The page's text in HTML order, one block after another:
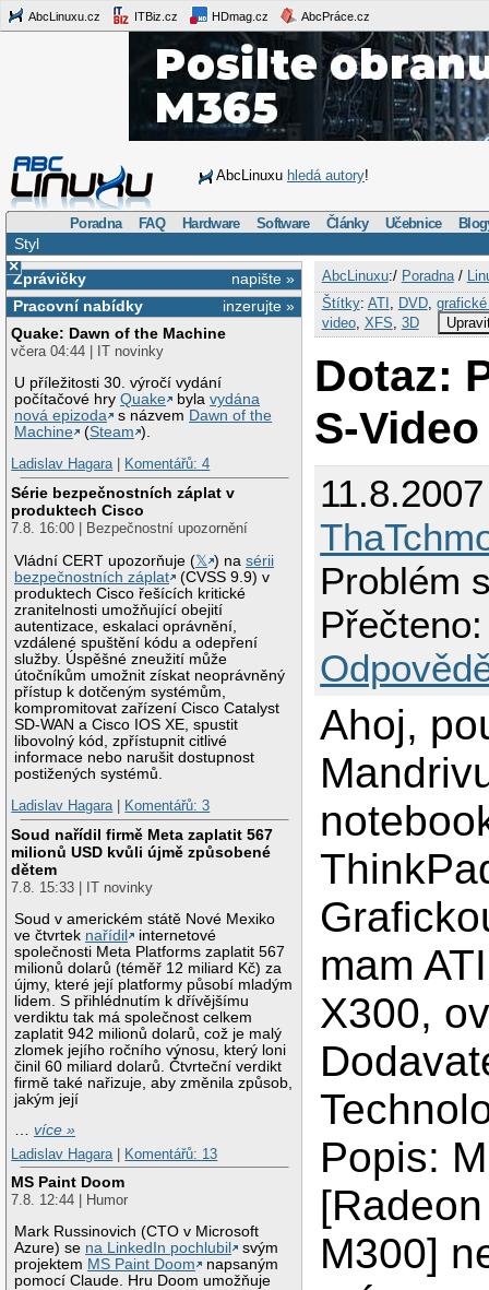
AbcLinuxu.cz ITBiz.cz HDmag.cz AbcPráce.cz
AbcLinuxu hledá autory!
Poradna FAQ Hardware Software Články Učebnice
Styl
×
napište »
Zprávičky
inzerujte »
Pracovní nabídky
Quake: Dawn of the Machine
včera 04:44 | IT novinky
U příležitosti 30. výročí vydání
počítačové hryQuake bylavydána
nová epizoda
s názvem Dawn of the
Machine
(Steam ).
Ladislav Hagara| Komentářů: 4
Série bezpečnostních záplat v
produktech Cisco
7.8. 16:00 | Bezpečnostní upozornění
Vládní CERT upozorňuje (𝕏 ) nasérii
bezpečnostních záplat
(CVSS 9.9) v
produktech Cisco řešících kritické
zranitelnosti umožňující obejití
autentizace, eskalaci oprávnění,
vzdálené spuštění kódu a odepření
služby. Úspěšné zneužití může
útočníkům umožnit získat neoprávněný
přístup k dotčeným systémům,
kompromitovat zařízení Cisco Catalyst
SD-WAN a Cisco IOS XE, spustit
libovolný kód, zpřístupnit citlivé
informace nebo narušit dostupnost
postižených systémů.
Ladislav Hagara| Komentářů: 3
Soud nařídil firmě Meta zaplatit 567
milionů USD kvůli újmě způsobené
dětem
7.8. 15:33 | IT novinky
Soud v americkém státě Nové Mexiko
ve čtvrtek nařídil
internetové
společnosti Meta Platforms zaplatit 567
milionů dolarů (téměř 12 miliard Kč) za
újmy, které její platformy působí mladým
lidem. S přihlédnutím k dřívějšímu
verdiktu tak má společnost celkem
zaplatit 942 milionů dolarů, což je malý
zlomek jejího ročního výnosu, který loni
činil 60 miliard dolarů. Čtvrteční verdikt
firmě také nařizuje, aby změnila způsob,
jakým její
…více »
Ladislav Hagara
Komentářů: 13
MS Paint Doom
7.8. 12:44 | Humor
Mark Russinovich (CTO v Microsoft
Azure) se na LinkedIn pochlubil
svým
projektem MS Paint Doom
napsaným
pomocí Claude. Hru Doom umožňuje
AbcLinuxu:/ Poradna/
Štítky: ATI DVD,
video, XFS 3D
Dotaz:
S-Video
Problém
Ahoj,
mam
X300,
Popis:
M300]